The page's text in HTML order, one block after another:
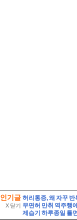
인기글
X 닫기